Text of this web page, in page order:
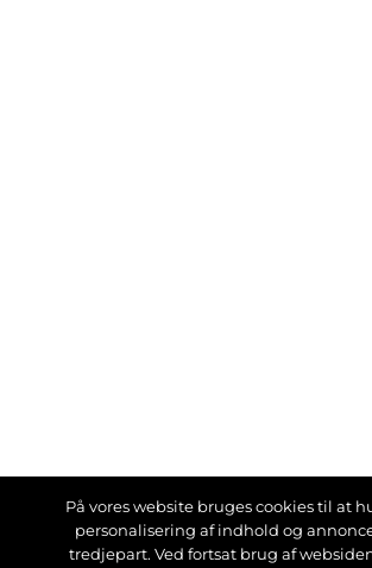
På vores website bruges cookies til at
personalisering af indhold og
tredjepart. Ved fortsat brug af